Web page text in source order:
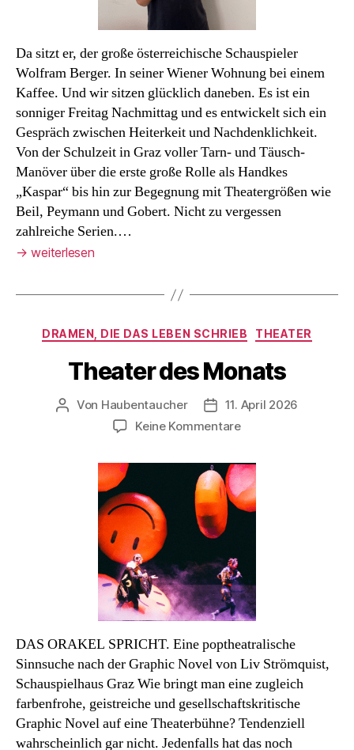
Da sitzt er, der große österreichische Schauspieler
Wolfram Berger. In seiner Wiener Wohnung bei einem
Kaffee. Und wir sitzen glücklich daneben. Es ist ein
sonniger Freitag Nachmittag und es entwickelt sich ein
Gespräch zwischen Heiterkeit und Nachdenklichkeit.
Von der Schulzeit in Graz voller Tarn- und Täusch-
Manöver über die erste große Rolle als Handkes
„Kaspar“ bis hin zur Begegnung mit Theatergrößen wie
Beil, Peymann und Gobert. Nicht zu vergessen
zahlreiche Serien.…
→ weiterlesen
Kategorien
DRAMEN, DIE DAS LEBEN SCHRIEB THEATER
Theater des Monats
Beitragsautor
Von Haubentaucher Veröffentlichungsdatum
11. April 2026
Keine Kommentarezu
des
Monats
DAS ORAKEL SPRICHT. Eine poptheatralische
Sinnsuche nach der Graphic Novel von Liv Strömquist,
Schauspielhaus Graz Wie bringt man eine zugleich
farbenfrohe, geistreiche und gesellschaftskritische
Graphic Novel auf eine Theaterbühne? Tendenziell
wahrscheinlich gar nicht. Jedenfalls hat das noch